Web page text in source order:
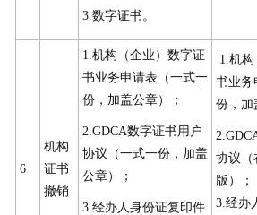
3.数字证书。
6
机构
证书
撤销
1.机构（企业）数字证
书业务申请表（一式一
份，加盖公章）；
2.GDCA数字证书用户
协议（一式一份，加盖
公章）；
3.经办人身份证复印件
1.机
书业务
份，加
协议（
版）；
3.经办